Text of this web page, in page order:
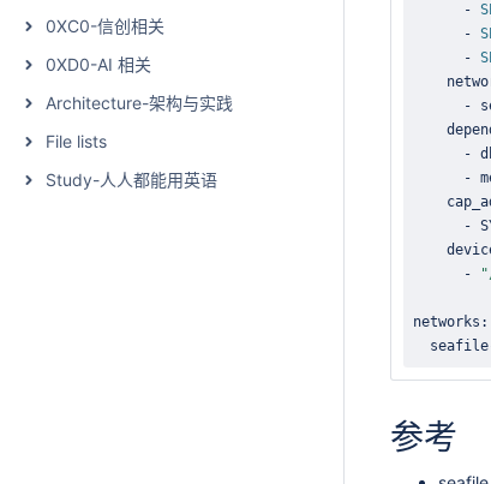
0XC0-信创相关
0XD0-AI 相关
Architecture-架构与实践
File lists
Study-人人都能用英语
      -
      -
      -
      -
参考